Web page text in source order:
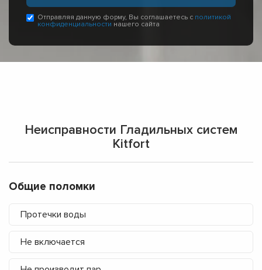
Отправляя данную форму, Вы соглашаетесь с политикой
конфиденциальности нашего сайта
Неисправности Гладильных систем
Kitfort
Общие поломки
Протечки воды
Не включается